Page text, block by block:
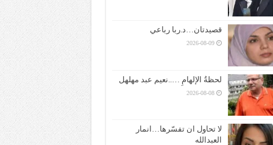
قصيدتان…د.ربا رباعي
2026-08-09
لحظةُ الإلهامِ …..نعيم عبد مهلهل
2026-08-08
لا تحاول ان تفسّرها…انمار
العبدالله